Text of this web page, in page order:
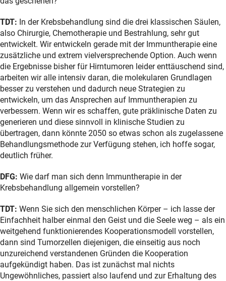
TDT: In der Krebsbehandlung sind die drei klassischen Säulen,
also Chirurgie, Chemotherapie und Bestrahlung, sehr gut
entwickelt. Wir entwickeln gerade mit der Immuntherapie eine
zusätzliche und extrem vielversprechende Option. Auch wenn
die Ergebnisse bisher für Hirntumoren leider enttäuschend sind,
arbeiten wir alle intensiv daran, die molekularen Grundlagen
besser zu verstehen und dadurch neue Strategien zu
entwickeln, um das Ansprechen auf Immuntherapien zu
verbessern. Wenn wir es schaffen, gute präklinische Daten zu
generieren und diese sinnvoll in klinische Studien zu
übertragen, dann könnte 2050 so etwas schon als zugelassene
Behandlungsmethode zur Verfügung stehen, ich hoffe sogar,
deutlich früher.
DFG: Wie darf man sich denn Immuntherapie in der
Krebsbehandlung allgemein vorstellen?
TDT: Wenn Sie sich den menschlichen Körper – ich lasse der
Einfachheit halber einmal den Geist und die Seele weg – als ein
weitgehend funktionierendes Kooperationsmodell vorstellen,
dann sind Tumorzellen diejenigen, die einseitig aus noch
unzureichend verstandenen Gründen die Kooperation
aufgekündigt haben. Das ist zunächst mal nichts
Ungewöhnliches, passiert also laufend und zur Erhaltung des